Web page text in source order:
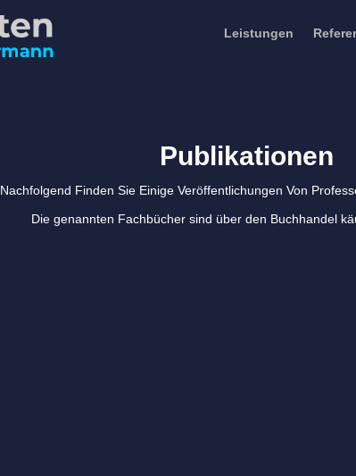
Leistungen
Publikationen
Nachfolgend Finden Sie Einige Veröffentlichungen Von
Die genannten Fachbücher sind über den Buchhandel